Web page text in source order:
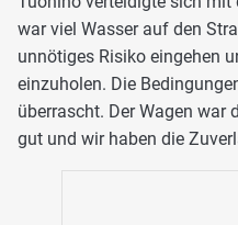
war viel Wasser auf den
unnötiges Risiko eingehen
einzuholen. Die
überrascht. Der Wagen war
gut und wir haben die